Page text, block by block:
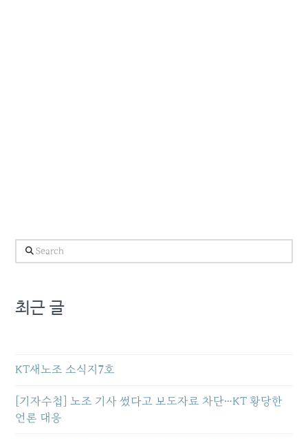
Search
최근 글
KT새노조 소식지7호
[기자수첩] 노조 기사 썼다고 보도자료 차단…KT 황당한
언론 대응